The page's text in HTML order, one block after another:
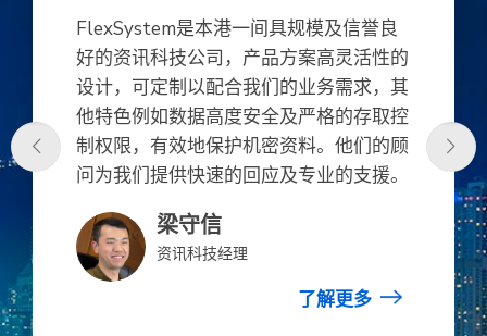
FlexSystem是本港一间具规模及信誉良
好的资讯科技公司，产品方案高灵活性的
设计，可定制以配合我们的业务需求，其
他特色例如数据高度安全及严格的存取控
制权限，有效地保护机密资料。他们的顾
问为我们提供快速的回应及专业的支援。
梁守信
资讯科技经理
了解更多